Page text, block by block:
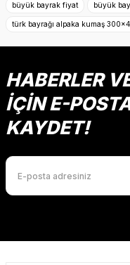
Ürün resmi kalitesiz,
Ürün açıklamasında
Ürün bilgilerinde
Ürün fiyatı diğer
Bu ürüne benzer farklı
büyük bayrak fiyat büyük
türk bayrağı alpaka kumaş
HABERLER
İÇİN E-
KAYDET!